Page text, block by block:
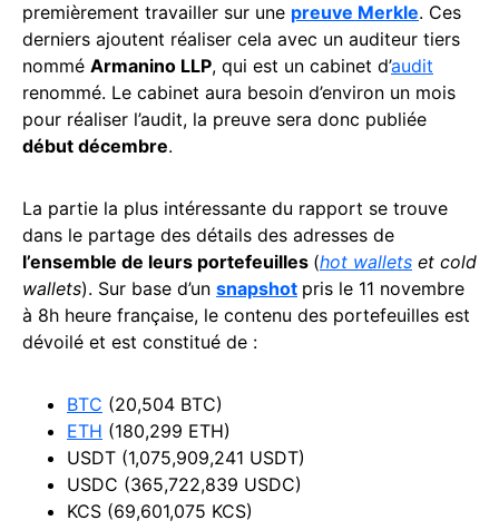
premièrement travailler sur une preuve Merkle. Ces
derniers ajoutent réaliser cela avec un auditeur tiers
nommé Armanino LLP, qui est un cabinet d’audit
renommé. Le cabinet aura besoin d’environ un mois
pour réaliser l’audit, la preuve sera donc publiée
début décembre.
La partie la plus intéressante du rapport se trouve
dans le partage des détails des adresses de
l’ensemble de leurs portefeuilles (hot wallets et cold
wallets). Sur base d’un snapshot pris le 11 novembre
à 8h heure française, le contenu des portefeuilles est
dévoilé et est constitué de :
BTC (20,504 BTC)
ETH (180,299 ETH)
USDT (1,075,909,241 USDT)
USDC (365,722,839 USDC)
KCS (69,601,075 KCS)